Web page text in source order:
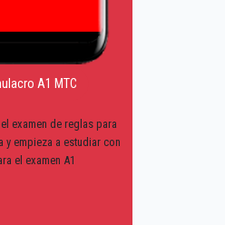
A1 MTC
examen de reglas para
y empieza a estudiar con
el examen A1